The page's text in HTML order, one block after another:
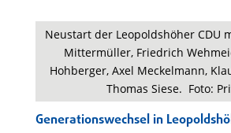
Neustart der Leopoldshöher CDU
Mittermüller, Friedrich
Hohberger, Axel Meckelmann,
Thomas Siese. Foto:
Generationswechsel in